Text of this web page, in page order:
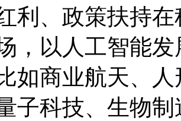
利、政策扶持
，以人工智能
如商业航天、
子科技、生物